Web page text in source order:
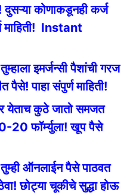
कोणाकडूनही कर्ज
Instant
इमर्जन्सी पैशांची गरज
पाहा संपुर्ण माहिती!
कुठे जातो समजत
20 फॉर्म्युला! खूप पैसे
ऑनलाईन पैसे पाठवत
छोट्या चूकीचे सुद्धा होऊ